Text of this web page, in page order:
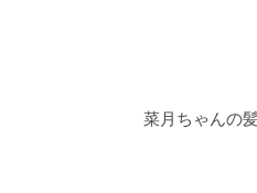
菜月ちゃんの